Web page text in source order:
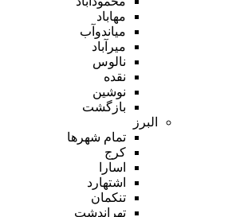
مهاباد
میاندوآب
میرآباد
نالوس
نقده
نوشین
بازگشت
البرز
تمام شهر‌ها
کرج
اسارا
اشتهارد
تنکمان
تهراندشت